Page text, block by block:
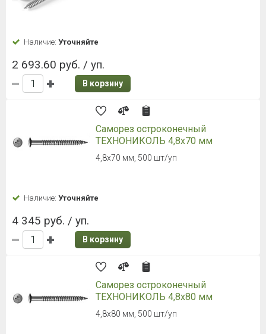
Наличие: Уточняйте
2 693.60 руб. / уп.
В корзину
Саморез остроконечный
ТЕХНОНИКОЛЬ 4,8х70 мм
4,8х70 мм, 500 шт/уп
Наличие: Уточняйте
4 345 руб. / уп.
В корзину
Саморез остроконечный
ТЕХНОНИКОЛЬ 4,8х80 мм
4,8х80 мм, 500 шт/уп